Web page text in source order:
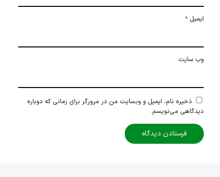
ایمیل *
وب‌ سایت
ذخیره نام، ایمیل و وبسایت من در مرورگر برای زمانی که دوباره
دیدگاهی می‌نویسم.